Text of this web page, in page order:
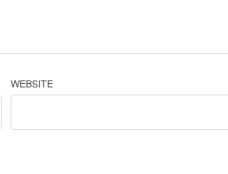
WEBSITE